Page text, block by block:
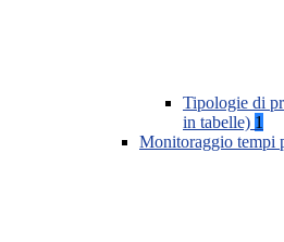
Tipologie di
in tabelle) 1
Monitoraggio tempi